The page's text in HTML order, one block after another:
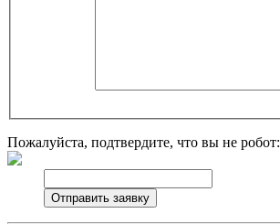
Пожалуйста, подтвердите, что вы не робот: